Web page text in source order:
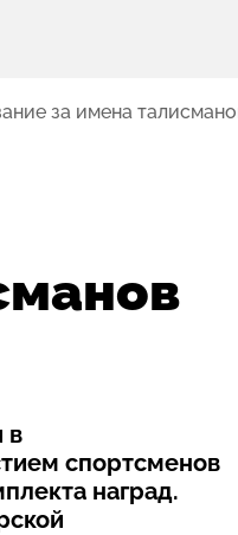
за имена
в
спортсменов
наград.